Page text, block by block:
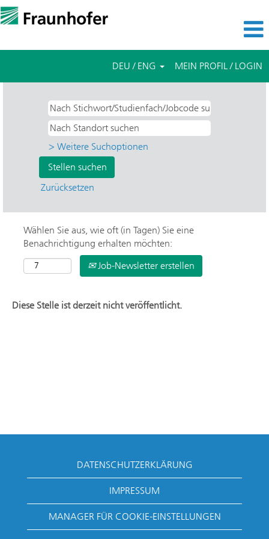
DEU / ENG MEIN PROFIL / LOGIN
> Weitere Suchoptionen
Zurücksetzen
Wählen Sie aus, wie oft (in Tagen) Sie eine
Benachrichtigung erhalten möchten:
Job-Newsletter erstellen
Diese Stelle ist derzeit nicht veröffentlicht.
DATENSCHUTZERKLÄRUNG
IMPRESSUM
MANAGER FÜR COOKIE-EINSTELLUNGEN